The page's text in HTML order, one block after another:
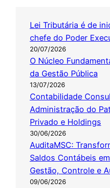
Lei Tributária é de
chefe do Poder
20/07/2026
O Núcleo
da Gestão Pública
13/07/2026
Contabilidade
Administração do
Privado e Holdings
30/06/2026
AuditaMSC:
Saldos Contábeis
Gestão, Controle e
09/06/2026